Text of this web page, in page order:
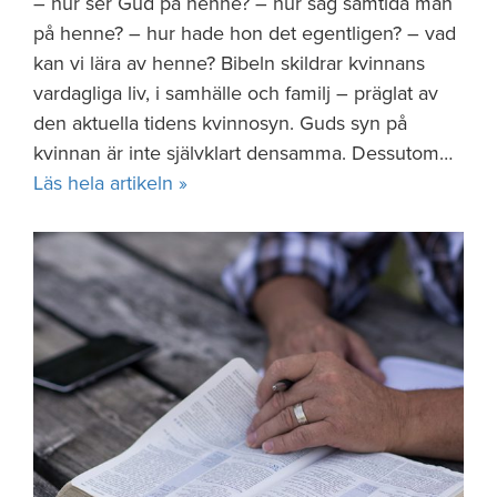
på henne? – hur hade hon det egentligen? – vad
kan vi lära av henne? Bibeln skildrar kvinnans
vardagliga liv, i samhälle och familj – präglat av
den aktuella tidens kvinnosyn. Guds syn på
kvinnan är inte självklart densamma. Dessutom…
Läs hela artikeln »